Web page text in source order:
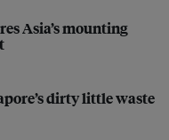
Asia’s mounting
dirty little waste